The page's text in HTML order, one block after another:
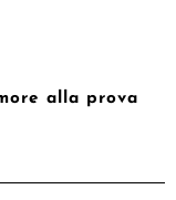
alla prova